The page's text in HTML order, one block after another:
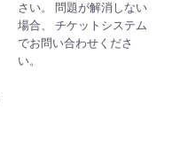
さい。 問題が解消しない
場合、 チケットシステム
でお問い合わせくださ
い。